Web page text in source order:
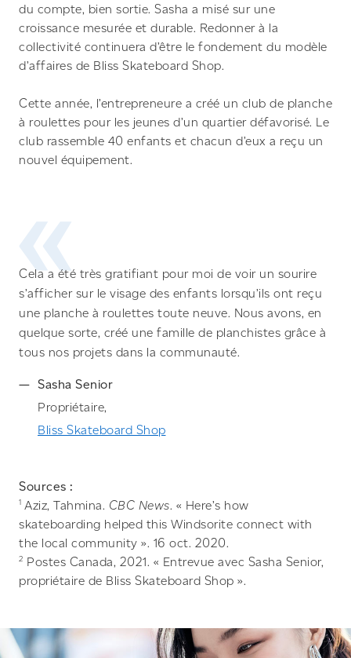
du compte, bien sortie. Sasha a misé sur une
croissance mesurée et durable. Redonner à la
collectivité continuera d’être le fondement du modèle
d’affaires de Bliss Skateboard Shop.
Cette année, l’entrepreneure a créé un club de planche
à roulettes pour les jeunes d’un quartier défavorisé. Le
club rassemble 40 enfants et chacun d’eux a reçu un
nouvel équipement.
Cela a été très gratifiant pour moi de voir un sourire
s’afficher sur le visage des enfants lorsqu’ils ont reçu
une planche à roulettes toute neuve. Nous avons, en
quelque sorte, créé une famille de planchistes grâce à
tous nos projets dans la communauté.
Sasha Senior
Propriétaire,
Bliss Skateboard Shop
Sources :
1 Aziz, Tahmina. CBC News. « Here’s how
skateboarding helped this Windsorite connect with
the local community ». 16 oct. 2020.
2 Postes Canada, 2021. « Entrevue avec Sasha Senior,
propriétaire de Bliss Skateboard Shop ».